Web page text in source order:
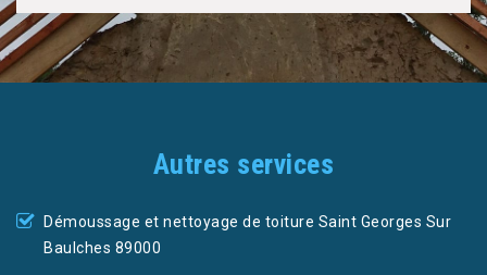
Autres services
Démoussage et nettoyage de toiture Saint Georges Sur
Baulches 89000